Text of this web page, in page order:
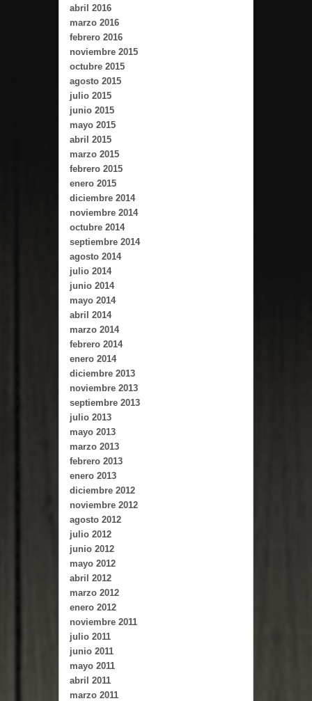
abril 2016
marzo 2016
febrero 2016
noviembre 2015
octubre 2015
agosto 2015
julio 2015
junio 2015
mayo 2015
abril 2015
marzo 2015
febrero 2015
enero 2015
diciembre 2014
noviembre 2014
octubre 2014
septiembre 2014
agosto 2014
julio 2014
junio 2014
mayo 2014
abril 2014
marzo 2014
febrero 2014
enero 2014
diciembre 2013
noviembre 2013
septiembre 2013
julio 2013
mayo 2013
marzo 2013
febrero 2013
enero 2013
diciembre 2012
noviembre 2012
agosto 2012
julio 2012
junio 2012
mayo 2012
abril 2012
marzo 2012
enero 2012
noviembre 2011
julio 2011
junio 2011
mayo 2011
abril 2011
marzo 2011